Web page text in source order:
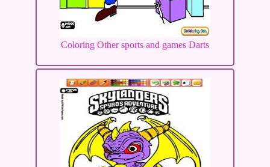
Coloring Other sports and games Darts